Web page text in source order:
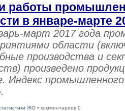
работы
в январе-марте
март 2017 года
области
производства и
произведено
Индекс
ЖО • комментариев 0